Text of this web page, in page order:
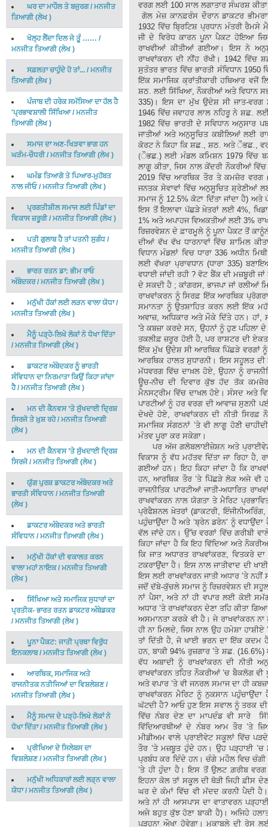
ਘਰ ਦਾ ਮਾਹੌਲ ਤੇ ਬਜੁਰਗ/ ਮਨਜੀਤ
ਤਿਆਗੀ(ਲੇਖ)
ਖੋਲ੍ਹ ਲੈਂਦਾ ਦਿਲ ਜੇ ਤੂੰ …… /
ਮਨਜੀਤ ਤਿਆਗੀ(ਲੇਖ)
ਸਫ਼ਲਤਾ ਚਾਹੁੰਦੇ ਹੋ ਤਾਂ... / ਮਨਜੀਤ
ਤਿਆਗੀ(ਲੇਖ)
ਪੰਜਾਬ ਦੀ ਹਰੇਕ ਸਮੱਸਿਆ ਦਾ ਹੱਲ ਹੈ
'ਪ੍ਰਭਾਵਸ਼ਾਲੀ ਸਿੱਖਿਆ/ਮਨਜੀਤ
ਤਿਆਗੀ(ਲੇਖ)
ਸਮਾਜ ਦਾ ਅਣ-ਖਿੜਵਾ ਭਾਗ ਹਨ
ਘੜੰਮ-ਚੌਧਰੀ/ ਮਨਜੀਤ ਤਿਆਗੀ(ਲੇਖ)
ਘਮੰਡ ਤਿਆਗੋ ਤੇ ਪਿਆਰ-ਮੁਹੱਬਤ
ਨਾਲ ਜੀਓ/ਮਨਜੀਤ ਤਿਆਗੀ(ਲੇਖ)
ਪ੍ਰਗਤੀਸ਼ੀਲ ਸਮਾਜ ਲਈ ਪਿੰਡਾਂ ਦਾ
ਵਿਕਾਸ ਜ਼ਰੂਰੀ/ ਮਨਜੀਤ ਤਿਆਗੀ(ਲੇਖ)
ਪਤੀ ਗੁਲਾਬ ਹੈ ਤਾਂ ਪਤਨੀ ਸੁਗੰਧ/
ਮਨਜੀਤ ਤਿਆਗੀ(ਲੇਖ)
ਭਾਰਤ ਰਤਨ ਡਾ: ਭੀਮ ਰਾਓ
ਅੰਬੇਦਕਰ/ ਮਨਜੀਤ ਤਿਆਗੀ(ਲੇਖ)
ਮਨੁੱਖੀ ਹੱਕਾਂ ਲਈ ਲੜਨ ਵਾਲਾ ਯੋਧਾ/
ਮਨਜੀਤ ਤਿਆਗੀ(ਲੇਖ)
ਮੈਨੂੰ ਪੜ੍ਹੇ-ਲਿਖੇ ਲੋਕਾਂ ਨੇ ਧੋਖਾ ਦਿੱਤਾ
/ ਮਨਜੀਤ ਤਿਆਗੀ(ਲੇਖ)
ਡਾਕਟਰ ਅੰਬੇਦਕਰ ਨੂੰ ਭਾਰਤੀ
ਸੰਵਿਧਾਨ ਦਾ ਨਿਰਮਾਤਾ ਕਿਉਂ ਕਿਹਾ ਜਾਂਦਾ
ਹੈ/ਮਨਜੀਤ ਤਿਆਗੀ(ਲੇਖ)
ਮਨ ਦੀ ਕੈਨਵਸ ’ਤੇ ਸੁੱਖਦਾਈ ਦ੍ਰਿਸ਼
ਸਿਰਜੋ ਤੇ ਖ਼ੁਸ਼ ਰਹੋ/ ਮਨਜੀਤ ਤਿਆਗੀ
(ਲੇਖ)
ਮਨ ਦੀ ਕੈਨਵਸ ’ਤੇ ਸੁੱਖਦਾਈ ਦ੍ਰਿਸ਼
ਸਿਰਜੋ/ਮਨਜੀਤ ਤਿਆਗੀ(ਲੇਖ)
ਯੁੱਗ ਪੁਰਸ਼ ਡਾਕਟਰ ਅੰਬੇਦਕਰ ਅਤੇ
ਭਾਰਤੀ ਸੰਵਿਧਾਨ/ ਮਨਜੀਤ ਤਿਆਗੀ
(ਲੇਖ)
ਡਾਕਟਰ ਅੰਬੇਦਕਰ ਅਤੇ ਭਾਰਤੀ
ਸੰਵਿਧਾਨ/ਮਨਜੀਤ ਤਿਆਗੀ(ਲੇਖ)
ਮਨੁੱਖੀ ਹੱਕਾਂ ਦੀ ਵਕਾਲਤ ਕਰਨ
ਵਾਲਾ ਮਹਾਂ ਨਾਇਕ/ ਮਨਜੀਤ ਤਿਆਗੀ
(ਲੇਖ)
ਸਿੱਖਿਆ ਅਤੇ ਸਮਾਜਿਕ ਸੁਧਾਰਾਂ ਦਾ
ਪ੍ਰਤੀਕ- ਭਾਰਤ ਰਤਨ ਡਾਕਟਰ ਅੰਬੇਡਕਰ
/ਮਨਜੀਤ ਤਿਆਗੀ(ਲੇਖ)
ਪੂਨਾ ਪੈਕਟ: ਜਾਤੀ ਪ੍ਰਥਾ ਵਿਰੁੱਧ
ਇਨਕਲਾਬ/ ਮਨਜੀਤ ਤਿਆਗੀ(ਲੇਖ)
ਆਰਥਿਕ, ਸਮਾਜਿਕ ਅਤੇ
ਰਾਜਨੀਤਕ ਨਤੀਜਿਆਂ ਦਾ ਵਿਸ਼ਲੇਸ਼ਣ/
ਮਨਜੀਤ ਤਿਆਗੀ(ਲੇਖ)
ਮੈਨੂੰ ਸਮਾਜ ਦੇ ਪੜ੍ਹੇ-ਲਿਖੇ ਲੋਕਾਂ ਨੇ
ਧੋਖਾ ਦਿੱਤਾ/ ਮਨਜੀਤ ਤਿਆਗੀ(ਲੇਖ)
ਪ੍ਰੀਖਿਆ ਦੇ ਸਿਲੇਬਸ ਦਾ
ਵਿਸ਼ਲੇਸ਼ਣ/ਮਨਜੀਤ ਤਿਆਗੀ(ਲੇਖ)
ਮਨੁੱਖੀ ਅਧਿਕਾਰਾਂ ਲਈ ਲੜ੍ਨ ਵਾਲਾ
ਯੋਧਾ/ ਮਨਜੀਤ ਤਿਆਗੀ(ਲੇਖ)
ਵਰਗ ਲਈ 100 ਸਾਲ ਲਗਾਤਾਰ ਸੰਘਰਸ਼
ਗੋਲ ਮੇਜ਼ ਕਾਨਫ਼ਰੰਸ ਦੌਰਾਨ ਡਾਕਟਰ
1932 ਵਿੱਚ ਬ੍ਰਿਟਿਸ਼ ਪ੍ਰਧਾਨ ਮੰਤਰੀ ਰੈਮਸੇ
ਜੀ ਦੇ ਵਿਰੋਧ ਕਾਰਨ ਪੂਨਾ ਪੈਕਟ ਹੋਇਆ
ਰਾਖਵੀਆਂ ਕੀਤੀਆਂ ਗਈਆ। ਇਸ ਨੇ
ਰਾਖਵਾਂਕਰਨ ਦੀ ਨੀਂਹ ਰੱਖੀ। 1942 ਵਿੱਚ
ਸੁਤੰਤਰ ਭਾਰਤ ਵਿੱਚ ਭਾਰਤੀ ਸੰਵਿਧਾਨ 1950
ਇੱਕ ਸਮਾਜਿਕ ਕ੍ਰਾਂਤੀਕਾਰੀ ਹਥਿਆਰ
ਸ਼ਠ. ਲਈ ਸਿੱਖਿਆ, ਨੌਕਰੀਆਂ ਅਤੇ ਵਿਧਾਨ
335)। ਇਸ ਦਾ ਮੁੱਖ ਉਦੇਸ਼ ਸੀ ਜਾਤ-ਵਰਗ
1946 ਵਿੱਚ ਜਵਾਹਰ ਲਾਲ ਨਹਿਰੂ ਨੇ ਸ਼ਛ.
1982 ਵਿੱਚ ਭਾਰਤੀ ਦੇ ਸਵਿਧਾਨ ਅਨੁਸਾਰ
ਜਾਤੀਆਂ ਅਤੇ ਅਨੁਸੂਚਿਤ ਕਬੀਲਿਆਂ ਲਈ
ਕੋਰਟ ਨੇ ਕਿਹਾ ਕਿ ਸ਼ਛ., ਸ਼ਠ. ਅਤੇ ੌਭਛ.,
(ੌਭਛ.) ਲਈ ਮੰਡਲ ਕਮਿਸ਼ਨ 1979 ਵਿੱਚ
ਲਾਗੂ ਕੀਤਾ, ਜਿਸ ਨਾਲ ਕੇਂਦਰੀ ਨੌਕਰੀਆਂ
2019 ਵਿੱਚ ਆਰਥਿਕ ਤੌਰ ਤੇ ਕਮਜ਼ੋਰ ਵਰਗ
ਜਨਤਕ ਸੇਵਾਵਾਂ ਵਿੱਚ ਅਨੁਸੂਚਿਤ ਸ਼੍ਰੇਣੀਆਂ
ਸਮਾਜ ਨੂੰ 12.5% ਕੋਟਾ ਦਿੱਤਾ ਜਾਂਦਾ ਹੈ)
ਇਸ ਤੋਂ ਇਲਾਵਾ ਪੱਛੜੇ ਖ਼ੇਤਰਾਂ ਲਈ 4%,
1% ਅਤੇ ਅਪਾਹਜ ਵਿਅਕਤੀਆਂ ਲਈ 3%
ਰਿਜ਼ਰਵੇਸ਼ਨ ਦੇ ਫ਼ਾਰਮੂਲੇ ਨੂੰ ਪੂਨਾ ਪੈਕਟ ਤੋਂ
ਦੀਆਂ ਵੱਖ ਵੱਖ ਧਾਰਨਾਵਾਂ ਵਿੱਚ ਸ਼ਾਮਿਲ
ਵਿਧਾਨ ਮੰਡਲਾਂ ਵਿਚ ਧਾਰਾ 336 ਅਧੀਨ
ਲਈ ਵੱਖਰਾ ਪ੍ਰਾਵਧਾਨ (ਧਾਰਾ 335)
ਵਧਾਈ ਜਾਂਦੀ ਰਹੀ ? ਵੋਟ ਬੈਂਕ ਦੀ ਮਜ਼ਬੂਰੀ
ਦੇ ਸਕਦੀ ਹੈ ; ਕਾਂਗਰਸ, ਭਾਜਪਾ ਜਾਂ ਰਲੀਆਂ
ਰਾਖਵਾਂਕਰਨ ਨੂੰ ਸਿਰਫ਼ ਇੱਕ ਆਰਥਿਕ
ਸਮਾਨਤਾ ਨੂੰ ਉਤਸ਼ਾਹਿਤ ਕਰਨ ਲਈ ਇੱਕ
ਅਵਾਜ਼, ਅਧਿਕਾਰ ਅਤੇ ਮੌਕੇ ਦਿੱਤੇ ਹਨ। ਹਾਂ,
'ਤੇ ਕਬਜ਼ਾ ਕਰਦੇ ਸਨ, ਉਹਨਾਂ ਨੂੰ ਹੁਣ ਪਹਿਲਾ
ਤਕਲੀਫ਼ ਜ਼ਰੂਰ ਹੋਈ ਹੈ, ਪਰ ਰਾਸ਼ਟਰ ਦੀ
ਇੱਕ ਮੁੱਖ ਉਦੇਸ਼ ਸੀ ਆਰਥਿਕ ਪਿੱਛੜੇ ਵਰਗਾਂ
ਆਰਥਿਕ ਹਾਲਤ ਸੁਧਾਰਨੀ। ਇਸ ਸਹੂਲਤ ਦੀ
ਮੱਧਵਰਗ ਵਿੱਚ ਦਾਖ਼ਲ ਹੋਏ, ਉਹਨਾ ਨੂੰ
ਊਚ-ਨੀਚ ਦੀ ਦਿਵਾਰ ਕੁੱਝ ਹੱਦ ਤੱਕ
ਮੈਨਸਟ੍ਰੀਮ ਵਿੱਚ ਦਾਖਲ ਹੋਏ। ਸੰਸਦ ਅਤੇ
ਪਾਰਟੀਆਂ ਨੂੰ ਹਰ ਵਰਗ ਦੀ ਆਵਾਜ਼ ਸੁਣਨੀ
ਦੇਖਦੇ ਹੋਏ, ਰਾਖਵਾਂਕਰਨ ਦੀ ਨੀਤੀ ਸਿਰਫ਼
ਸਮਾਜਿਕ ਸੰਗਠਨਾਂ ’ਤੇ ਵੀ ਲਾਗੂ ਹੋਣੀ
ਮੰਤਵ ਪੂਰਾ ਕਰ ਸਕੇਗਾ।
ਪਰ ਅੱਜ ਗਲੋਬਲਾਈਜ਼ੇਸ਼ਨ ਅਤੇ
ਵਿਕਾਸ ਨੂੰ ਵੱਧ ਮਹੱਤਵ ਦਿੱਤਾ ਜਾ ਰਿਹਾ ਹੈ,
ਗਈਆਂ ਹਨ। ਇਹ ਕਿਹਾ ਜਾਂਦਾ ਹੈ ਕਿ
ਹਨ, ਆਰਥਿਕ ਤੌਰ ’ਤੇ ਪਿੱਛੜੇ ਲੋਕ ਅਜੇ ਵੀ
ਰਾਜਨੀਤਿਕ ਪਾਰਟੀਆਂ ਜਾਤੀ-ਅਧਾਰਿਤ
ਰਾਖਵਾਂਕਰਨ ਨਾਲ ਯੋਗਤਾ ਤੇ ਮੈਰਿਟ
ਪ੍ਰੋਫੈਸ਼ਨਲ ਖ਼ੇਤਰਾਂ (ਡਾਕਟਰੀ,
ਪਹੁੰਚਾਉਂਦਾ ਹੈ ਅਤੇ ‘ਬ੍ਰੇਨ ਡਰੇਨ’ ਨੂੰ
ਵੱਲ ਜਾਂਦੇ ਹਨ। ਉੱਚ ਵਰਗਾਂ ਵਿੱਚ ਗਰੀਬੀ
ਕਿਹਾ ਜਾਂਦਾ ਹੈ ਕਿ ਇਹ ਵਿੱਦਿਆ ਅਤੇ
ਕਿ ਜਾਤ ਅਧਾਰਤ ਰਾਖਵਾਂਕਰਣ, ਵਿਤਕਰੇ
ਟਕਰਾਉਂਦਾ ਹੈ। ਇਸ ਨਾਲ ਜਾਤੀਵਾਦ ਦੀ
ਇਸ ਲਈ ਰਾਖਵਾਂਕਰਨ ਜਾਤੀ ਅਧਾਰ ’ਤੇ
ਜਦੋਂ ਦੱਬੇ-ਕੁੱਚਲੇ ਸਮਾਜ ਨੂੰ ਰਿਜ਼ਰਵੇਸ਼ਨ ਦੀ
ਨਾਂ ਪੈਸਾ, ਅਤੇ ਨਾਂ ਹੀ ਵਪਾਰ ਲਈ ਕੋਈ
ਅਧਾਰ ’ਤੇ ਰਾਖਵਾਂਕਰਨ ਦੇਣਾ ਤਹਿ ਕੀਤਾ
ਅਸਮਾਨਤਾ ਕਰਕੇ ਵੀ ਹੈ। ਜੇ ਰਾਖਵਾਂਕਰਨ
ਹੀ ਨਾ ਮਿਲਦੇ, ਜਿਸ ਨਾਲ ਉਹ ਹਮੇਸ਼ਾ
ਤਾਂ ਦਿੱਤੀ ਹੈ, ਜੋ ਖਾਈ ਭਰਨ ਦਾ ਇੱਕ ਕਦਮ
ਹਨ, ਬਾਕੀ 94% ਰੁਜ਼ਗਾਰ ’ਤੇ ਸ਼ਛ.
ਵੱਧ ਅਬਾਦੀ ਨੂੰ ਰਾਖਵਾਂਕਰਨ ਦੀ ਨੀਤੀ
ਰਾਖਵਾਂਕਰਨ ਤਹਿਤ ਨੌਕਰੀਆਂ ’ਚ ਬੈਕਲੋਗ
ਅਤੇ ਵਪਾਰ ’ਤੇ ਵੀ ਜਨਰਲ ਸਮਾਜ ਦਾ ਹੀ
ਰਾਖਵਾਂਕਰਨ ਮੈਰਿਟ ਨੂੰ ਨੁਕਸਾਨ
ਘੱਟਦੀ ਹੈ? ਆਓ ਹੁਣ ਇਸ ਸਵਾਲ ਨੂੰ ਤਰਕ ਦੀ
ਵਿੱਚ ਨੰਬਰ ਦੇਣ ਦਾ ਮਾਪਦੰਡ ਵੀ ਸਾਰੇ
ਵਿੱਦਿਆਰਥੀਆਂ ਦੇ ਨੰਬਰ ਆਮ ਤੌਰ ’ਤੇ
ਮੀਡੀਅਮ ਵਾਲੇ ਪ੍ਰਾਈਵੇਟ ਸਕੂਲਾਂ ਵਿੱਚ
ਤੌਰ ’ਤੇ ਮਜ਼ਬੂਤ ਹੁੰਦੇ ਹਨ। ਉਹ ਪੜ੍ਹਾਈ ’ਚ
ਪ੍ਰਬੰਧ ਕਰ ਦਿੰਦੇ ਹਨ। ਚੰਗੇ ਮਹੌਲ ਵਿਚ ਚੰਗੀ
’ਤੇ ਹੀ ਹੁੰਦਾ ਹੈ। ਇਸ ਤੋਂ ਉਲਟ ਗ਼ਰੀਬ
ਇਹਨਾ ਕੋਲ ਤਾਂ ਸਕੂਲ ਦੀ ਥੋੜੀ ਜਿਹੀ ਫ਼ੀਸ
ਘਰ ਦੇ ਕੰਮਾਂ ਵਿੱਚ ਵੀ ਮੱਦਦ ਕਰਨੀ ਪੈਦੀ
ਅਤੇ ਨਾਂ ਹੀ ਆਸਪਾਸ ਦਾ ਵਾਤਾਵਰਨ
ਅਜੇ ਬਹੁਤ ਕੁੱਝ ਹੋਣਾ ਬਾਕੀ ਹੈ)। ਅਜਿਹੇ
ਪੜ੍ਹਨਾ ਔਖਾ ਹੋਵੇਗਾ। ਮੁਕਾਬਲੇ ਦੀ ਰੇਸ